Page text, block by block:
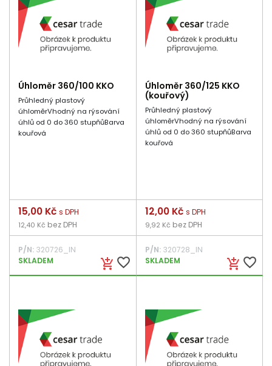
Úhloměr 360/100 KKO
Průhledný plastový
úhloměrVhodný na rýsování
úhlů od 0 do 360 stupňůBarva
kouřová
add_shopping_cart favorite_border
Cena
15,00 Kč s DPH
12,40 Kč bez DPH
P/N: 320726_IN
SKLADEM
Úhloměr 360/125 KKO
(kouřový)
Průhledný plastový
úhloměrVhodný na rýsování
úhlů od 0 do 360 stupňůBarva
kouřová
add_shopping_cart favorite_border
Cena
12,00 Kč s DPH
9,92 Kč bez DPH
P/N:320728_IN
SKLADEM